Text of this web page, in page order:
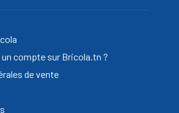
compte sur Bricola.tn ?
de vente